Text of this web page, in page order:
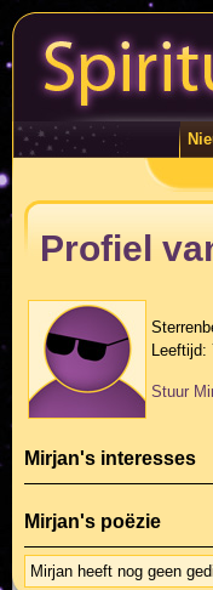
Profiel
Leeftijd:
Stuur
Mirjan's interesses
Mirjan's poëzie
Mirjan heeft nog geen